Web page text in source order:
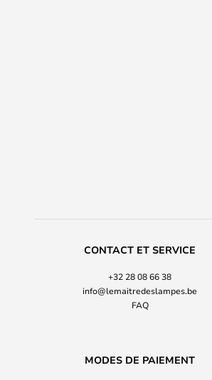
CONTACT ET SERVICE
+32 28 08 66 38
info@lemaitredeslampes.be
FAQ
MODES DE PAIEMENT